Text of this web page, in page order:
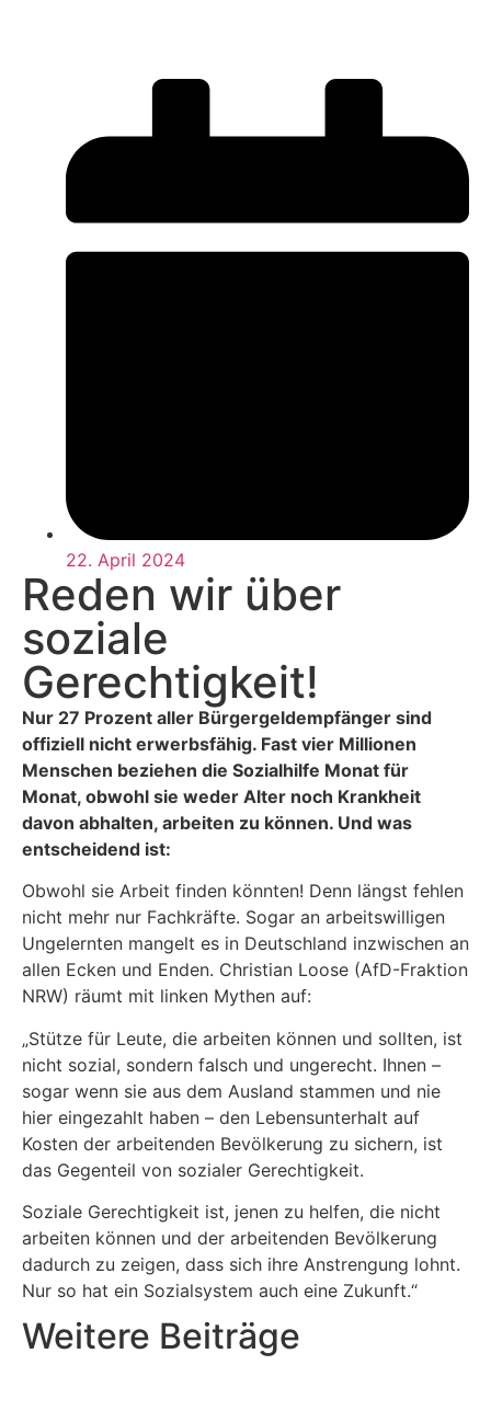
22. April 2024
Reden wir über
soziale
Gerechtigkeit!
Nur 27 Prozent aller Bürgergeldempfänger sind
offiziell nicht erwerbsfähig. Fast vier Millionen
Menschen beziehen die Sozialhilfe Monat für
Monat, obwohl sie weder Alter noch Krankheit
davon abhalten, arbeiten zu können. Und was
entscheidend ist:
Obwohl sie Arbeit finden könnten! Denn längst fehlen
nicht mehr nur Fachkräfte. Sogar an arbeitswilligen
Ungelernten mangelt es in Deutschland inzwischen an
allen Ecken und Enden. Christian Loose (AfD-Fraktion
NRW) räumt mit linken Mythen auf:
„Stütze für Leute, die arbeiten können und sollten, ist
nicht sozial, sondern falsch und ungerecht. Ihnen –
sogar wenn sie aus dem Ausland stammen und nie
hier eingezahlt haben – den Lebensunterhalt auf
Kosten der arbeitenden Bevölkerung zu sichern, ist
das Gegenteil von sozialer Gerechtigkeit.
Soziale Gerechtigkeit ist, jenen zu helfen, die nicht
arbeiten können und der arbeitenden Bevölkerung
dadurch zu zeigen, dass sich ihre Anstrengung lohnt.
Nur so hat ein Sozialsystem auch eine Zukunft.“
Weitere Beiträge